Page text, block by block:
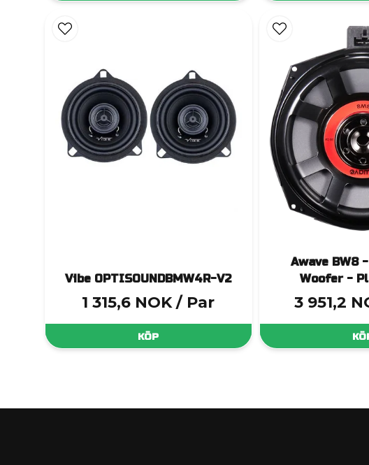
Vibe OPTISOUNDBMW4R-V2
1 315,6 NOK / Par
KÖP
Awave BW8
Woofer -
3 951,2